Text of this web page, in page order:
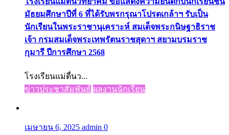
มัธยมศึกษาปีที่ 6 ที่ได้รับพรกรุณาโปรดเกล้าฯ รับเป็น
นักเรียนในพระราชานุเคราะห์ สมเด็จพระกนิษฐาธิราช
เจ้า กรมสมเด็จพระเทพรัตนราชสุดาฯ สยามบรมราช
กุมารี ปีการศึกษา 2568
โรงเรียนแม่ตื่นว...
ข่าวประชาสัมพันธ์ ผลงานนักเรียน
เมษายน 6, 2025 admin 0